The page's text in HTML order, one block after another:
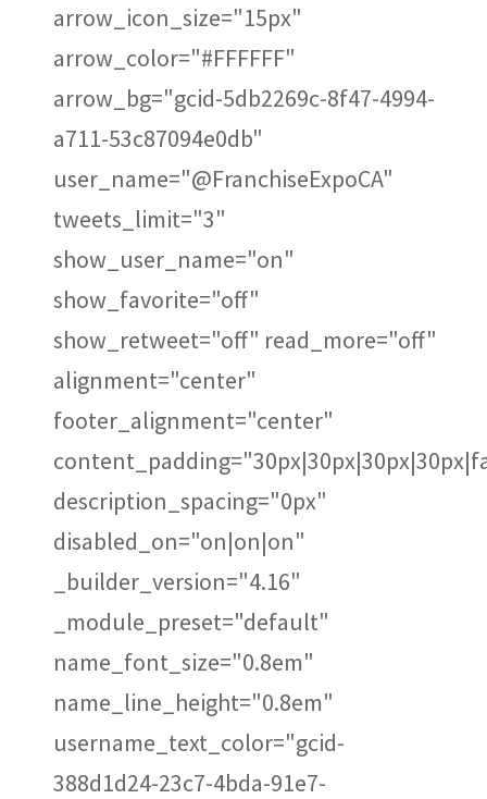
arrow_icon_size="15px"
arrow_color="#FFFFFF"
arrow_bg="gcid-5db2269c-8f47-4994-
a711-53c87094e0db"
user_name="@FranchiseExpoCA"
tweets_limit="3"
show_user_name="on"
show_favorite="off"
show_retweet="off" read_more="off"
alignment="center"
footer_alignment="center"
description_spacing="0px"
disabled_on="on|on|on"
_builder_version="4.16"
_module_preset="default"
name_font_size="0.8em"
name_line_height="0.8em"
username_text_color="gcid-
388d1d24-23c7-4bda-91e7-